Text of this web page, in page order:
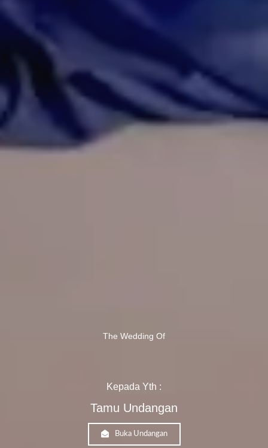
The Wedding Of
Kepada Yth :
Tamu Undangan
Buka Undangan